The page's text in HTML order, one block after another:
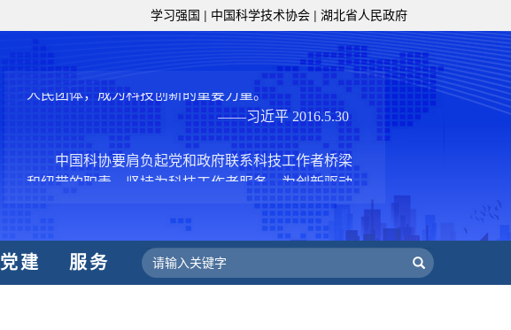
学习强国 | 中国科学技术协会 | 湖北省人民政府
结引领广大科技工作者积极进军科技创新，组织开展
创新争先行动，促进科技繁荣发展，促进科学普及和
推广，真正成为党领导下团结联系广大科技工作者的
人民团体，成为科技创新的重要力量。
——习近平 2016.5.30
中国科协要肩负起党和政府联系科技工作者桥梁
和纽带的职责，坚持为科技工作者服务、为创新驱动
发展服务、为提高全民科学素质服务、为党和政府科
学决策服务，更广泛地把广大科技工作者团结在党的
周围，弘扬科学家精神，涵养优良学风。要坚持面向
世界、面向未来，增进对国际科技界的开放、信任、
合作，为全面建设社会主义现代化国家、推动构建人
党建 服务